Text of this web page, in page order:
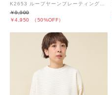
￥4,950 （50%OFF）
￥9,900